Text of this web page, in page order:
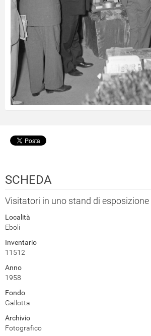
SCHEDA
Visitatori in uno stand di esposizione
Località
Eboli
Inventario
11512
Anno
1958
Fondo
Gallotta
Archivio
Fotografico